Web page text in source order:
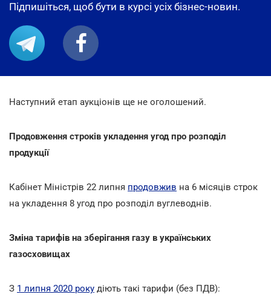
Підпишіться, щоб бути в курсі усіх бізнес-новин.
Наступний етап аукціонів ще не оголошений.
Продовження строків укладення угод про розподіл
продукції
Кабінет Міністрів 22 липня продовжив на 6 місяців строк
на укладення 8 угод про розподіл вуглеводнів.
Зміна тарифів на зберігання газу в українських
газосховищах
З 1 липня 2020 року діють такі тарифи (без ПДВ):